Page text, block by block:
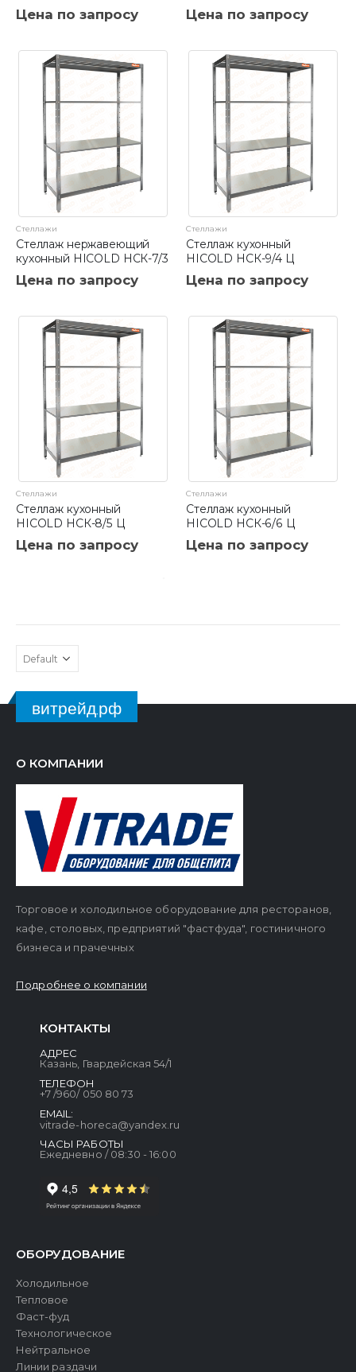
Цена по запросу Цена по запросу
Стеллажи
Стеллаж нержавеющий
кухонный HICOLD НСК-7/3
Цена по запросу
Стеллажи
Стеллаж кухонный
HICOLD НСК-9/4 Ц
Цена по запросу
Стеллажи
Стеллаж кухонный
HICOLD НСК-8/5 Ц
Цена по запросу
Стеллажи
Стеллаж кухонный
HICOLD НСК-6/6 Ц
Цена по запросу
витрейд.рф
О КОМПАНИИ
Торговое и холодильное оборудование для ресторанов,
кафе, столовых, предприятий "фастфуда", гостиничного
бизнеса и прачечных
Подробнее о компании
КОНТАКТЫ
АДРЕС
Казань, Гвардейская 54/1
ТЕЛЕФОН
+7 /960/ 050 80 73
EMAIL:
vitrade-horeca@yandex.ru
ЧАСЫ РАБОТЫ
Ежедневно / 08:30 - 16:00
ОБОРУДОВАНИЕ
Холодильное
Тепловое
Фаст-фуд
Технологическое
Нейтральное
Линии раздачи